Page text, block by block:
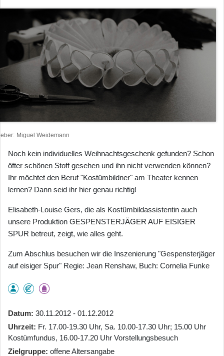
Miguel Weidemann
Noch kein individuelles Weihnachtsgeschenk gefunden? Schon
öfter schönen Stoff gesehen und ihn nicht verwenden können?
Ihr möchtet den Beruf "Kostümbildner" am Theater kennen
lernen? Dann seid ihr hier genau richtig!
Elisabeth-Louise Gers, die als Kostümbildassistentin auch
unsere Produktion GESPENSTERJÄGER AUF EISIGER
SPUR betreut, zeigt, wie alles geht.
Zum Abschlus besuchen wir die Inszenierung "Gespensterjäger
auf eisiger Spur" Regie: Jean Renshaw, Buch: Cornelia Funke
Datum 30.11.2012 - 01.12.2012
Uhrzeit Fr. 17.00-19.30 Uhr, Sa. 10.00-17.30 Uhr; 15.00 Uhr
Kostümfundus, 16.00-17.20 Uhr Vorstellungsbesuch
Zielgruppe offene Altersangabe